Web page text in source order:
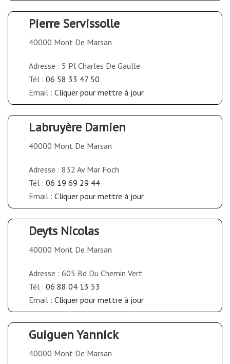
Pierre Servissolle
40000 Mont De Marsan
Adresse : 5 Pl Charles De Gaulle
Tél : 06 58 33 47 50
Email : Cliquer pour mettre à jour
Labruyère Damien
40000 Mont De Marsan
Adresse : 832 Av Mar Foch
Tél : 06 19 69 29 44
Email : Cliquer pour mettre à jour
Deyts Nicolas
40000 Mont De Marsan
Adresse : 605 Bd Du Chemin Vert
Tél : 06 88 04 13 53
Email : Cliquer pour mettre à jour
Guiguen Yannick
40000 Mont De Marsan